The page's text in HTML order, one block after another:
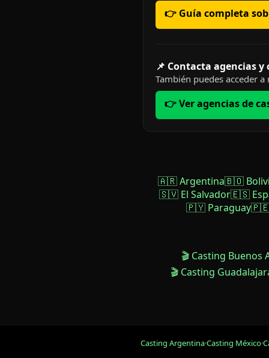
👉 Guía completa
📌 Contacta agencias
También puedes acceder
👉 Ver agencias de
🇦🇷 Argentina🇧🇴
🇸🇻 El Salvador🇪🇸
🇵🇾 Paraguay🇵🇪
🎬 Casting Buenos
🎬 Casting
Casting Argentina·Casting México·